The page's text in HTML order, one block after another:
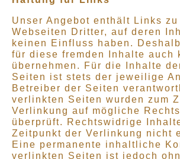
Unser Angebot enthält Links zu
Webseiten Dritter, auf deren
keinen Einfluss haben.
für diese fremden Inhalte auch
übernehmen. Für die Inhalte
Seiten ist stets der jeweilige
Betreiber der Seiten
verlinkten Seiten wurden zum
Verlinkung auf mögliche
überprüft. Rechtswidrige
Zeitpunkt der Verlinkung nicht
Eine permanente inhaltliche
verlinkten Seiten ist jedoch